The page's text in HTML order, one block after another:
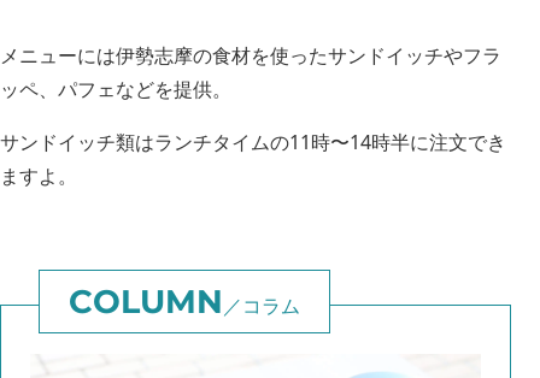
メニューには伊勢志摩の食材を使ったサンドイッチやフラ
ッペ、パフェなどを提供。
サンドイッチ類はランチタイムの11時〜14時半に注文でき
ますよ。
コラム